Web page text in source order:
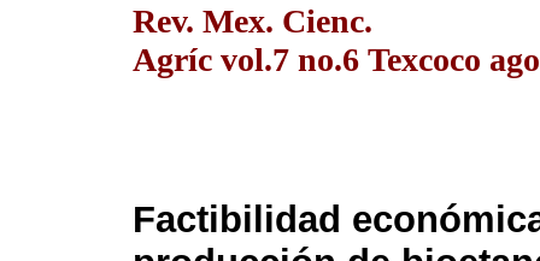
Rev. Mex. Cienc.
Agríc vol.7 no.6 Texcoco
Factibilidad